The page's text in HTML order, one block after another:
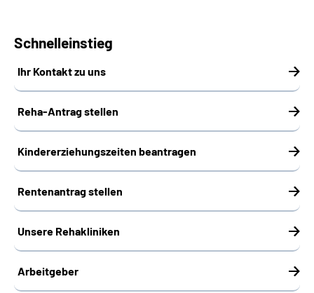
Schnelleinstieg
Ihr Kontakt zu uns
Reha-Antrag stellen
Kindererziehungszeiten beantragen
Rentenantrag stellen
Unsere Rehakliniken
Arbeitgeber